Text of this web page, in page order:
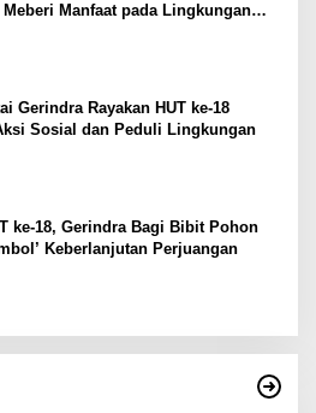
Meberi Manfaat pada Lingkungan
Gerindra Rayakan HUT ke-18
Sosial dan Peduli Lingkungan
ke-18, Gerindra Bagi Bibit Pohon
Keberlanjutan Perjuangan